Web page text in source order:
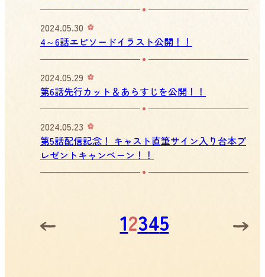
2024.05.30
4～6話エピソードイラスト公開！！
2024.05.29
第6話先行カット＆あらすじを公開！！
2024.05.23
第5話配信記念！ キャスト直筆サイン入り台本プ
レゼントキャンペーン！！
pagination
12345